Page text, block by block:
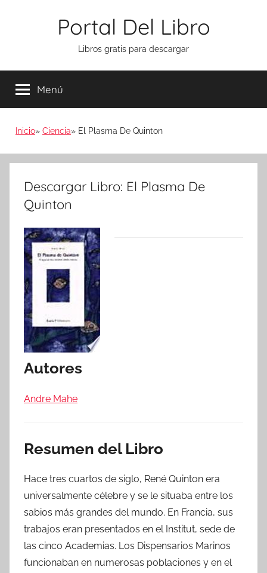
Portal Del Libro
Libros gratis para descargar
Menú
Inicio Ciencia El Plasma De Quinton
Descargar Libro: El Plasma De
Quinton
Autores
Andre Mahe
Resumen del Libro
Hace tres cuartos de siglo, René Quinton era
universalmente célebre y se le situaba entre los
sabios más grandes del mundo. En Francia, sus
trabajos eran presentados en el Institut, sede de
las cinco Academias. Los Dispensarios Marinos
funcionaban en numerosas poblaciones y en el